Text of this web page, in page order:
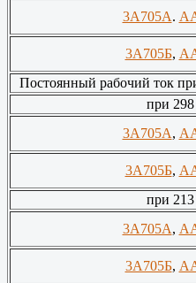
3А705А.
3А705Б,
Постоянный рабочий ток
при
3А705А,
3А705Б,
при
3А705А,
3А705Б,